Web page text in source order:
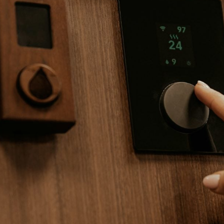
Entreprises sérieuse je vous conseille
et
Xavier
Client